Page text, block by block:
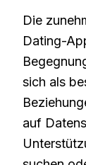
Die
Dating-
sich als
auf